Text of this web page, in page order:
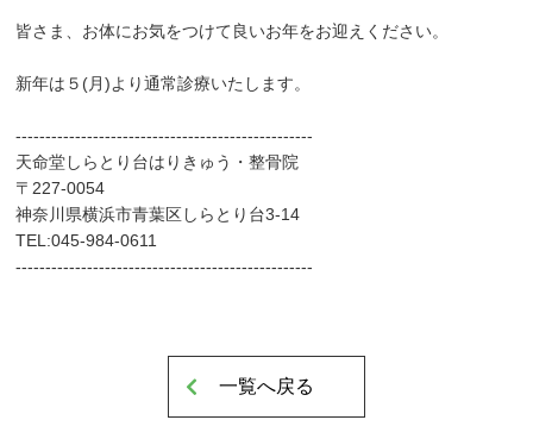
ご予約はこちらからも受け付けており
皆さま、お体にお気をつけて良いお年をお迎えください。
新年は５(月)より通常診療いたします。
--------------------------------------------------
天命堂しらとり台はりきゅう・整骨院
〒227-0054
神奈川県横浜市青葉区しらとり台3-14
TEL:045-984-0611
--------------------------------------------------
一覧へ戻る